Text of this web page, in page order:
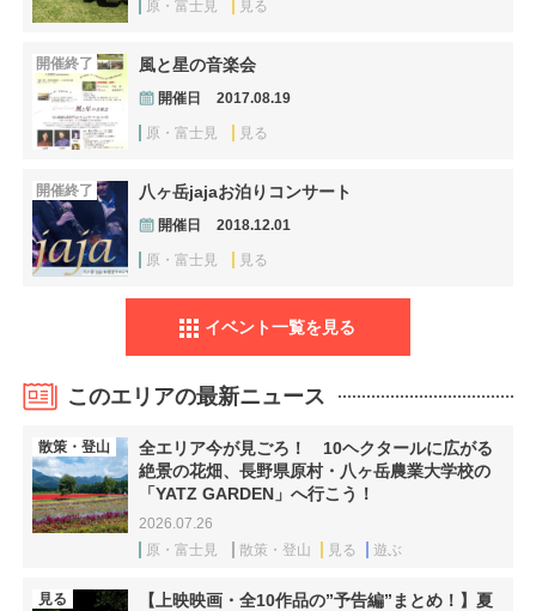
原・富士見 見る
開催終了 風と星の音楽会
開催日 2017.08.19
原・富士見 見る
開催終了 八ヶ岳jajaお泊りコンサート
開催日 2018.12.01
原・富士見 見る
イベント一覧を見る
このエリアの最新ニュース
散策・登山
全エリア今が見ごろ！ 10ヘクタールに広がる
絶景の花畑、長野県原村・八ヶ岳農業大学校の
「YATZ GARDEN」へ行こう！
2026.07.26
原・富士見
散策・登山 見る 遊ぶ
見る
【上映映画・全10作品の”予告編”まとめ！】夏